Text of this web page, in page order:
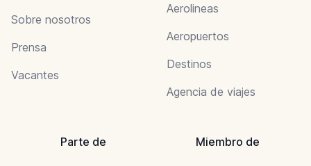
Sobre nosotros
Prensa
Vacantes
Aerolineas
Aeropuertos
Destinos
Agencia de viajes
Parte de Miembro de